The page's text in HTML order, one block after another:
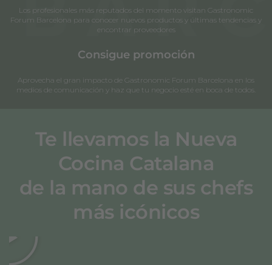
Los profesionales más reputados del momento visitan Gastronomic
Forum Barcelona para conocer nuevos productos y últimas tendencias y
encontrar proveedores
Consigue promoción
Aprovecha el gran impacto de Gastronomic Forum Barcelona en los
medios de comunicación y haz que tu negocio esté en boca de todos.
Te llevamos la Nueva
Cocina Catalana
de la mano de sus chefs
más icónicos